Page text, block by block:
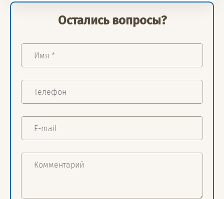
Остались вопросы?